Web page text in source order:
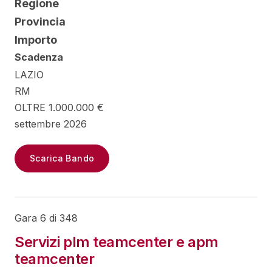
Regione
Provincia
Importo
Scadenza
LAZIO
RM
OLTRE 1.000.000 €
settembre 2026
Scarica Bando
Gara 6 di 348
Servizi plm teamcenter e apm
teamcenter